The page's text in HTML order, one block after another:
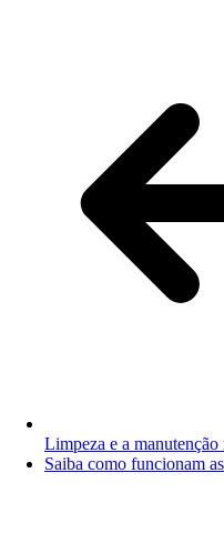
Limpeza e a manutenção
Saiba como funcionam